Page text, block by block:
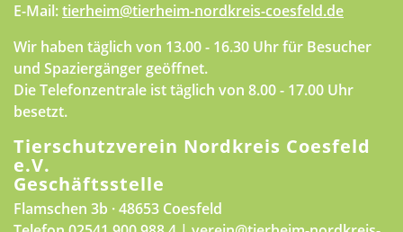
E-Mail:tierheim@tierheim-nordkreis-coesfeld.de
Wir haben täglich von 13.00 - 16.30 Uhr für Besucher
und Spaziergänger geöffnet.
Die Telefonzentrale ist täglich von 8.00 - 17.00 Uhr
besetzt.
Tierschutzverein Nordkreis Coesfeld
e.V.
Geschäftsstelle
Flamschen 3b · 48653 Coesfeld